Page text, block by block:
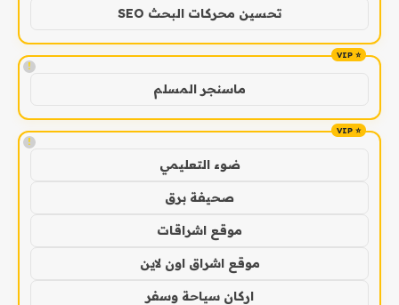
تحسين محركات البحث SEO
!
ماسنجر المسلم
!
ضوء التعليمي
صحيفة برق
موقع اشراقات
موقع اشراق اون لاين
اركان سياحة وسفر